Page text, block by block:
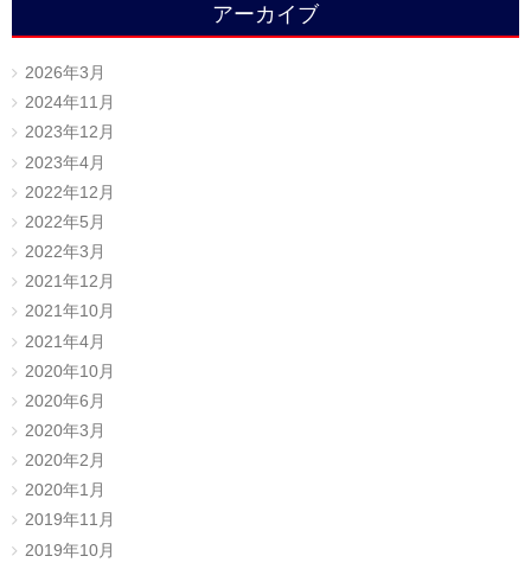
アーカイブ
2026年3月
2024年11月
2023年12月
2023年4月
2022年12月
2022年5月
2022年3月
2021年12月
2021年10月
2021年4月
2020年10月
2020年6月
2020年3月
2020年2月
2020年1月
2019年11月
2019年10月